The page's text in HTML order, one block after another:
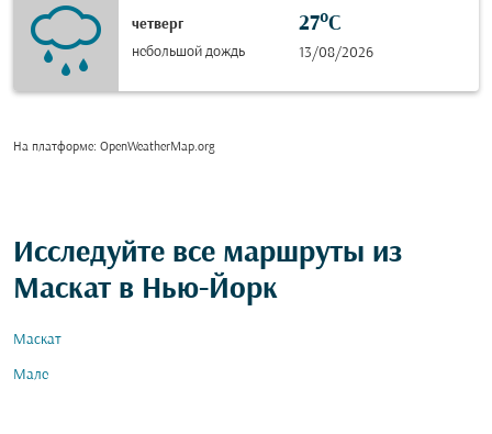
четверг
небольшой дождь
27°C
13/08/2026
На платформе: OpenWeatherMap.org
Исследуйте все маршруты из
Маскат в Нью-Йорк
Маскат
Мале